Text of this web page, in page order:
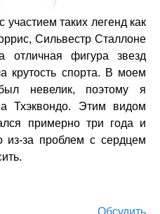
таких легенд как
Сильвестр Сталлоне
отличная фигура звезд
крутость спорта. В моем
невелик, поэтому я
Тхэквондо. Этим видом
примерно три года и
за проблем с сердцем
Обсудить